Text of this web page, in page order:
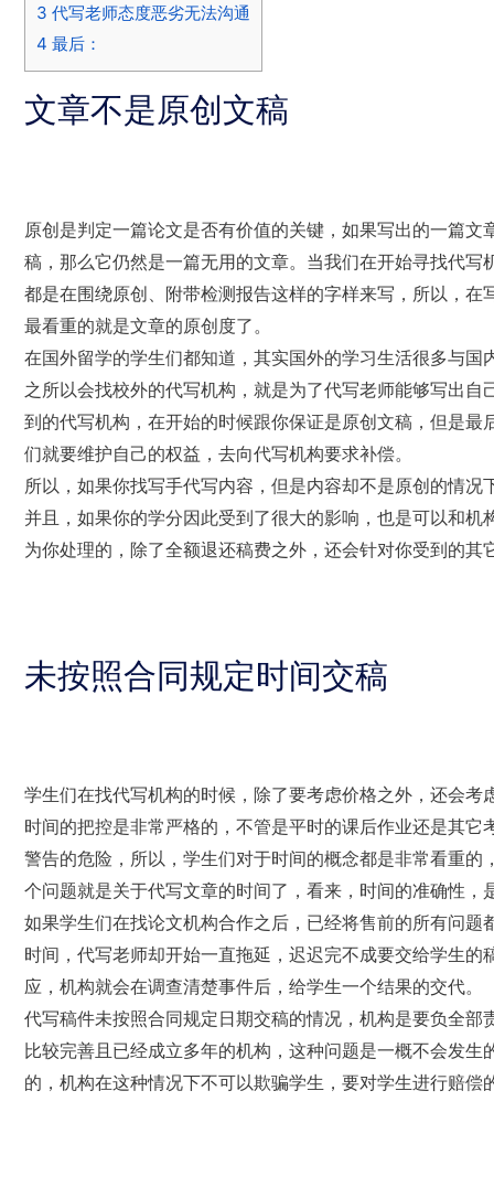
3 代写老师态度恶劣无法沟通
4 最后：
文章不是原创文稿
原创是判定一篇论文是否有价值的关键，如果写出的一篇
稿，那么它仍然是一篇无用的文章。当我们在开始寻找代
都是在围绕原创、附带检测报告这样的字样来写，所以，在
最看重的就是文章的原创度了。
在国外留学的学生们都知道，其实国外的学习生活很多与
之所以会找校外的代写机构，就是为了代写老师能够写出
到的代写机构，在开始的时候跟你保证是原创文稿，但是
们就要维护自己的权益，去向代写机构要求补偿。
所以，如果你找写手代写内容，但是内容却不是原创的情况
并且，如果你的学分因此受到了很大的影响，也是可以和
为你处理的，除了全额退还稿费之外，还会针对你受到的其
未按照合同规定时间交稿
学生们在找代写机构的时候，除了要考虑价格之外，还会
时间的把控是非常严格的，不管是平时的课后作业还是其
警告的危险，所以，学生们对于时间的概念都是非常看重
个问题就是关于代写文章的时间了，看来，时间的准确性，
如果学生们在找论文机构合作之后，已经将售前的所有问
时间，代写老师却开始一直拖延，迟迟完不成要交给学生
应，机构就会在调查清楚事件后，给学生一个结果的交代。
代写稿件未按照合同规定日期交稿的情况，机构是要负全
比较完善且已经成立多年的机构，这种问题是一概不会发
的，机构在这种情况下不可以欺骗学生，要对学生进行赔偿的